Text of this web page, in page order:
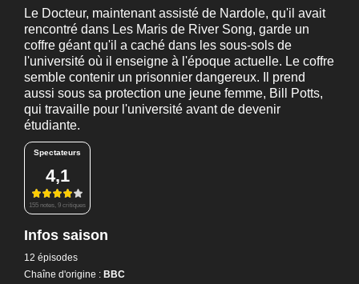
Le Docteur, maintenant assisté de Nardole, qu'il avait
rencontré dans Les Maris de River Song, garde un
coffre géant qu'il a caché dans les sous-sols de
l'université où il enseigne à l'époque actuelle. Le coffre
semble contenir un prisonnier dangereux. Il prend
aussi sous sa protection une jeune femme, Bill Potts,
qui travaille pour l'université avant de devenir
étudiante.
Spectateurs
4,1
155 notes, 9 critiques
Infos saison
12 épisodes
Chaîne d'origine : BBC